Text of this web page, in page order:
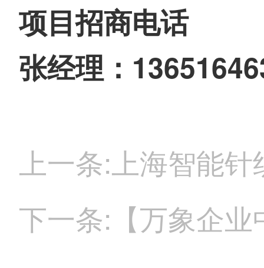
项目招商电话
张经理：